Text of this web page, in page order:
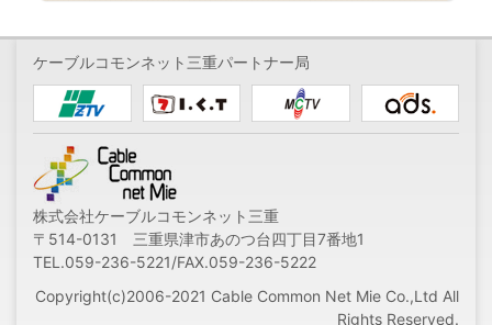
ケーブルコモンネット三重パートナー局
株式会社ケーブルコモンネット三重
〒514-0131 三重県津市あのつ台四丁目7番地1
TEL.059-236-5221/FAX.059-236-5222
Copyright(c)2006-2021 Cable Common Net Mie Co.,Ltd All
Rights Reserved.